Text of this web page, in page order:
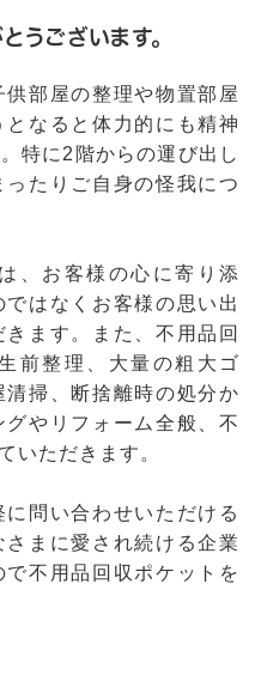
うございます。
部屋の整理や物置部屋
なると体力的にも精神
特に2階からの運び出し
たりご自身の怪我につ
、お客様の心に寄り添
はなくお客様の思い出
ます。また、不用品回
前整理、大量の粗大ゴ
清掃、断捨離時の処分か
やリフォーム全般、不
いただきます。
問い合わせいただける
まに愛され続ける企業
不用品回収ポケットを